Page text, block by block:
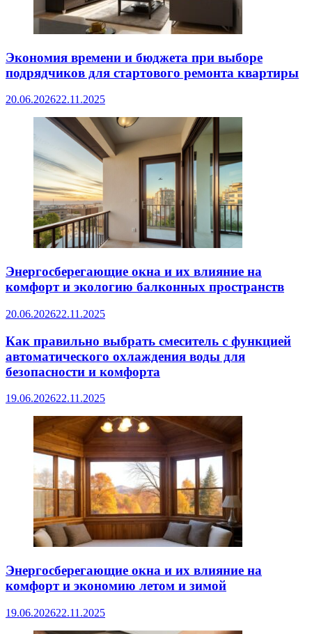
Экономия времени и бюджета при выборе
подрядчиков для стартового ремонта квартиры
20.06.202622.11.2025
Энергосберегающие окна и их влияние на
комфорт и экологию балконных пространств
20.06.202622.11.2025
Как правильно выбрать смеситель с функцией
автоматического охлаждения воды для
безопасности и комфорта
19.06.202622.11.2025
Энергосберегающие окна и их влияние на
комфорт и экономию летом и зимой
19.06.202622.11.2025